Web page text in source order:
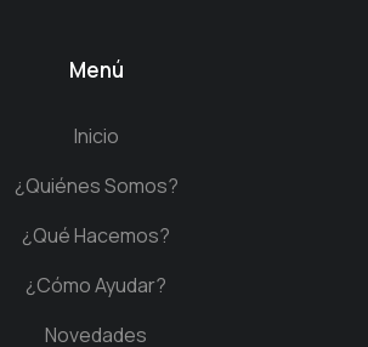
Menú
Inicio
¿Quiénes Somos?
¿Qué Hacemos?
¿Cómo Ayudar?
Novedades